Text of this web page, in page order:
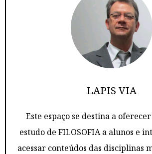
LAPIS VIA
Este espaço se destina a
estudo de FILOSOFIA a alunos e
acessar conteúdos das disciplinas